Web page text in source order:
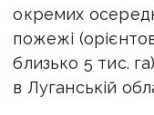
окремих
пожежі
близько 5 тис.
в Луганській